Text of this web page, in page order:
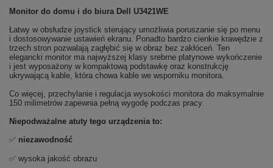
Monitor do domu i do biura Dell U3421WE
Łatwy w obsłudze joystick sterujący umożliwia poruszanie się po menu
i dostosowywanie ustawień ekranu. Ponadto bardzo cienkie krawędzie z
trzech stron pozwalają zagłębić się w obraz bez zakłóceń. Ten
elegancki monitor ma najwyższej klasy srebrne platynowe wykończenie
i jest wyposażony w kompaktową podstawkę oraz konstrukcję
ukrywającą kable, która chowa kable we wsporniku monitora.
Co więcej, przechylanie i regulacja wysokości monitora do maksymalnie
150 milimetrów zapewnia pełną wygodę podczas pracy.
Niepodważalne atuty tego urządzenia to:
✅ niezawodność
✅ wysoka jakość obrazu